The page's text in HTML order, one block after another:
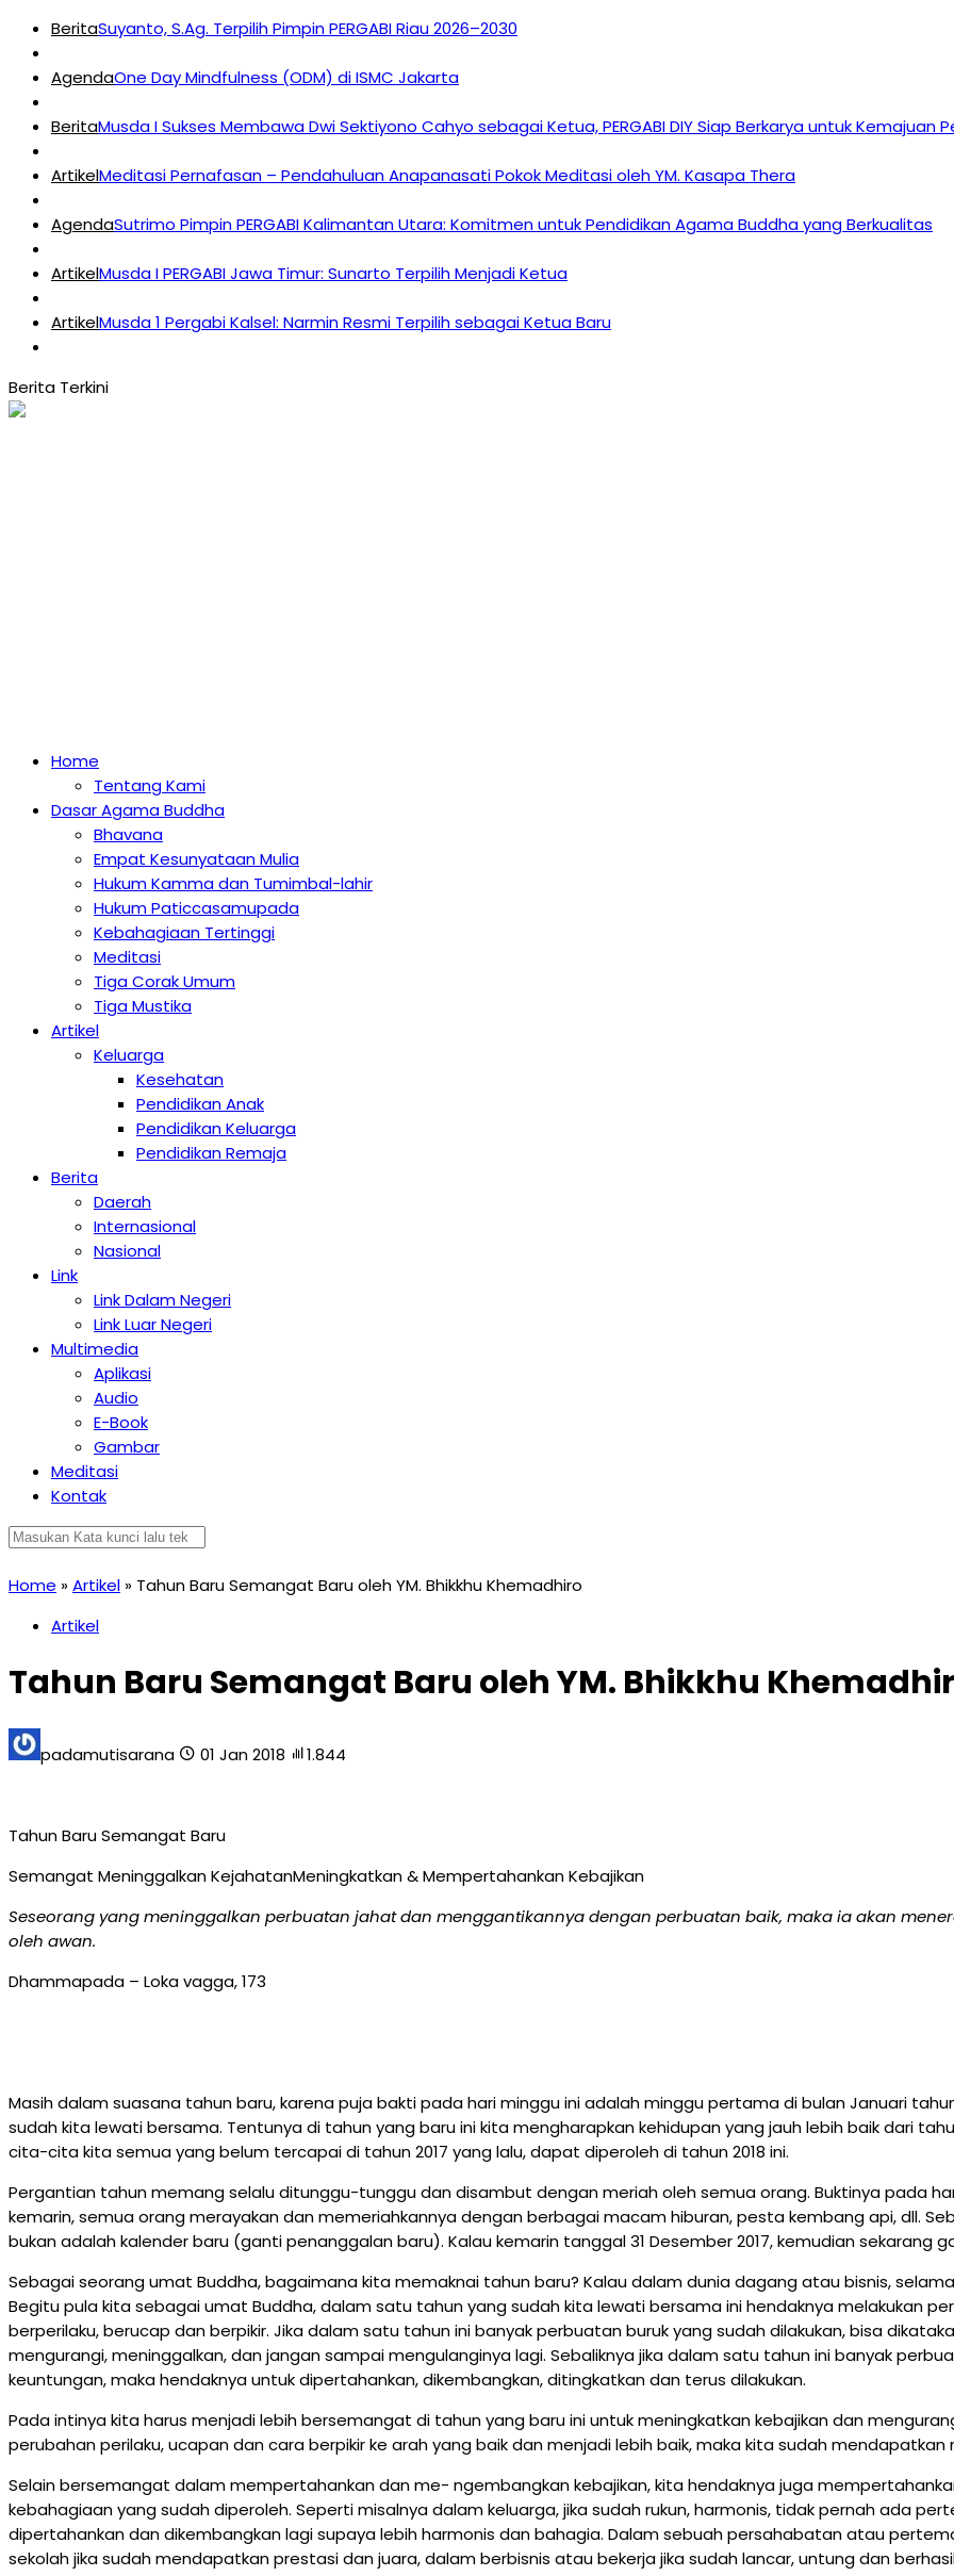
BeritaSuyanto, S.Ag. Terpilih Pimpin PERGABI Riau 2026–2030
AgendaOne Day Mindfulness (ODM) di ISMC Jakarta
BeritaMusda I Sukses Membawa Dwi Sektiyono Cahyo sebagai Ketua, PERGABI DIY Siap Berkarya untuk Kemajuan
ArtikelMeditasi Pernafasan – Pendahuluan Anapanasati Pokok Meditasi oleh YM. Kasapa Thera
AgendaSutrimo Pimpin PERGABI Kalimantan Utara: Komitmen untuk Pendidikan Agama Buddha yang Berkualitas
ArtikelMusda I PERGABI Jawa Timur: Sunarto Terpilih Menjadi Ketua
ArtikelMusda 1 Pergabi Kalsel: Narmin Resmi Terpilih sebagai Ketua Baru
Home
Tentang Kami
Dasar Agama Buddha
Bhavana
Empat Kesunyataan Mulia
Hukum Kamma dan Tumimbal-lahir
Hukum Paticcasamupada
Kebahagiaan Tertinggi
Meditasi
Tiga Corak Umum
Tiga Mustika
Artikel
Keluarga
Kesehatan
Pendidikan Anak
Pendidikan Keluarga
Pendidikan Remaja
Berita
Daerah
Internasional
Nasional
Link
Link Dalam Negeri
Link Luar Negeri
Multimedia
Aplikasi
Audio
E-Book
Gambar
Meditasi
Kontak
Home »Artikel » Tahun Baru Semangat Baru oleh YM. Bhikkhu Khemadhiro
Artikel
Tahun Baru Semangat Baru oleh YM. Bhikkhu
padamutisarana 01 Jan 2018 1.844
Tahun Baru Semangat Baru
Semangat Meninggalkan KejahatanMeningkatkan & Mempertahankan Kebajikan
Seseorang yang meninggalkan perbuatan jahatdan menggantikannya dengan perbuatan baik, maka ia akan
oleh awan.
Dhammapada – Loka vagga, 173
Masih dalam suasana tahun baru, karena puja bakti pada hari minggu ini adalah minggu pertama di bulan Januari
sudah kita lewati bersama. Tentunya di tahun yang baru ini kita mengharapkan kehidupan yang jauh lebih baik dari
cita-cita kita semua yang belum tercapai di tahun 2017 yang lalu, dapat diperoleh di tahun 2018 ini.
Pergantian tahun memang selalu ditunggu-tunggu dan disambut dengan meriah oleh semua orang. Buktinya pada
kemarin, semua orang merayakan dan memeriahkannya dengan berbagai macam hiburan, pesta kembang api, dll.
bukan adalah kalender baru (ganti penanggalan baru). Kalau kemarin tanggal 31 Desember 2017, kemudian sekarang
Sebagai seorang umat Buddha, bagaimana kita memaknai tahun baru? Kalau dalam dunia dagang atau bisnis,
Begitu pula kita sebagai umat Buddha, dalam satu tahun yang sudah kita lewati bersama ini hendaknya melakukan
berperilaku, berucap dan berpikir. Jika dalam satu tahun ini banyak perbuatan buruk yang sudah dilakukan, bisa
mengurangi, meninggalkan, dan jangan sampai mengulanginya lagi. Sebaliknya jika dalam satu tahun ini banyak
keuntungan, maka hendaknya untuk dipertahankan, dikembangkan, ditingkatkan dan terus dilakukan.
Pada intinya kita harus menjadi lebih bersemangat di tahun yang baru ini untuk meningkatkan kebajikan dan
perubahan perilaku, ucapan dan cara berpikir ke arah yang baik dan menjadi lebih baik, maka kita sudah
Selain bersemangat dalam mempertahankan dan me- ngembangkan kebajikan, kita hendaknya juga
kebahagiaan yang sudah diperoleh. Seperti misalnya dalam keluarga, jika sudah rukun, harmonis, tidak pernah ada
dipertahankan dan dikembangkan lagi supaya lebih harmonis dan bahagia. Dalam sebuah persahabatan atau
sekolah jika sudah mendapatkan prestasi dan juara, dalam berbisnis atau bekerja jika sudah lancar, untung dan